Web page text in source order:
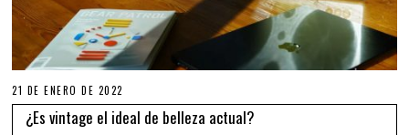
21 DE ENERO DE 2022
¿Es vintage el ideal de belleza actual?